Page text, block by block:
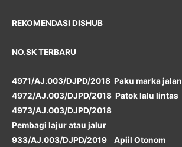
REKOMENDASI DISHUB
NO.SK TERBARU
4971/AJ.003/DJPD/2018 Paku marka jalan
4972/AJ.003/DJPD/2018 Patok lalu lintas
4973/AJ.003/DJPD/2018
Pembagi lajur atau jalur
933/AJ.003/DJPD/2019 Apiil Otonom